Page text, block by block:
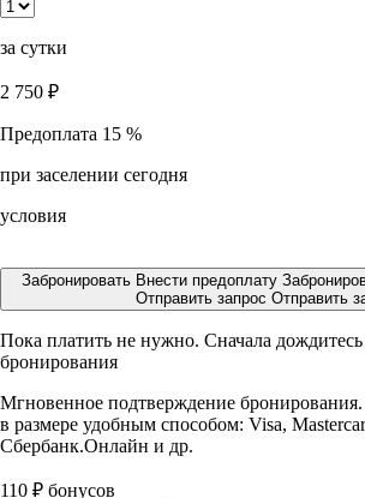
за сутки
2 750 ₽
Предоплата 15 %
при заселении сегодня
условия
Забронировать Внести предоплату
Отправить запрос Отправить
Пока платить не нужно. Сначала
бронирования
Мгновенное подтверждение
в размере удобным способом: Visa,
Сбербанк.Онлайн и др.
110 ₽ бонусов